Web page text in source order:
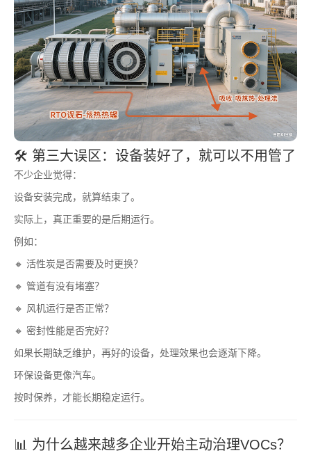
🛠️ 第三大误区：设备装好了，就可以不用管了
不少企业觉得：
设备安装完成，就算结束了。
实际上，真正重要的是后期运行。
例如：
🔸 活性炭是否需要及时更换？
🔸 管道有没有堵塞？
🔸 风机运行是否正常？
🔸 密封性能是否完好？
如果长期缺乏维护，再好的设备，处理效果也会逐渐下降。
环保设备更像汽车。
按时保养，才能长期稳定运行。
📊 为什么越来越多企业开始主动治理VOCs？